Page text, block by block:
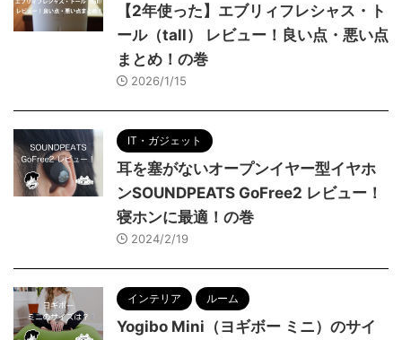
【2年使った】エブリィフレシャス・ト
ール（tall） レビュー！良い点・悪い点
まとめ！の巻
2026/1/15
IT・ガジェット
耳を塞がないオープンイヤー型イヤホ
ンSOUNDPEATS GoFree2 レビュー！
寝ホンに最適！の巻
2024/2/19
インテリア ルーム
Yogibo Mini（ヨギボー ミニ）のサイ